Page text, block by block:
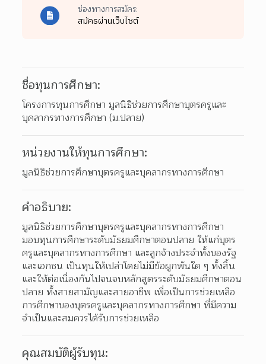
ช่องทางการสมัคร:
สมัครผ่านเว็บไซต์
ชื่อทุนการศึกษา:
โครงการทุนการศึกษา มูลนิธิช่วยการศึกษาบุตรครูและ
บุคลากรทางการศึกษา (ม.ปลาย)
หน่วยงานให้ทุนการศึกษา:
มูลนิธิช่วยการศึกษาบุตรครูและบุคลากรทางการศึกษา
คำอธิบาย:
มูลนิธิช่วยการศึกษาบุตรครูและบุคลากรทางการศึกษา
มอบทุนการศึกษาระดับมัธยมศึกษาตอนปลาย ให้แก่บุตร
ครูและบุคลากรทางการศึกษา และลูกจ้างประจำทั้งของรัฐ
และเอกชน เป็นทุนให้เปล่าโดยไม่มีข้อผูกพันใด ๆ ทั้งสิ้น
และให้ต่อเนื่องกันไปจนจบหลักสูตรระดับมัธยมศึกษาตอน
ปลาย ทั้งสายสามัญและสายอาชีพ เพื่อเป็นการช่วยเหลือ
การศึกษาของบุตรครูและบุคลากรทางการศึกษา ที่มีความ
จำเป็นและสมควรได้รับการช่วยเหลือ
คุณสมบัติผู้รับทุน: